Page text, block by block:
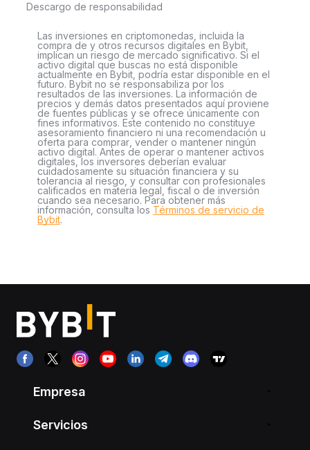
Descargo de responsabilidad
Las inversiones en criptomonedas, incluida la
compra de y otros recursos digitales en Bybit,
implican un riesgo de mercado significativo. Si el
activo digital que buscas no está disponible
actualmente en Bybit, podría estar disponible en el
futuro. Bybit no se responsabiliza por los
resultados de las inversiones. La información de
precios y demás datos presentados aquí proviene
de fuentes públicas y se ofrece únicamente con
fines informativos. Este contenido no constituye
asesoramiento financiero ni una recomendación u
oferta para comprar, vender o mantener ningún
activo digital. Antes de operar o mantener activos
digitales, los inversores deberían evaluar
cuidadosamente su situación financiera y su
tolerancia al riesgo, y consultar con profesionales
calificados en materia legal, fiscal o de inversión
cuando sea necesario. Para obtener más
información, consulta los Términos de servicio de
Bybit.
Empresa
Servicios